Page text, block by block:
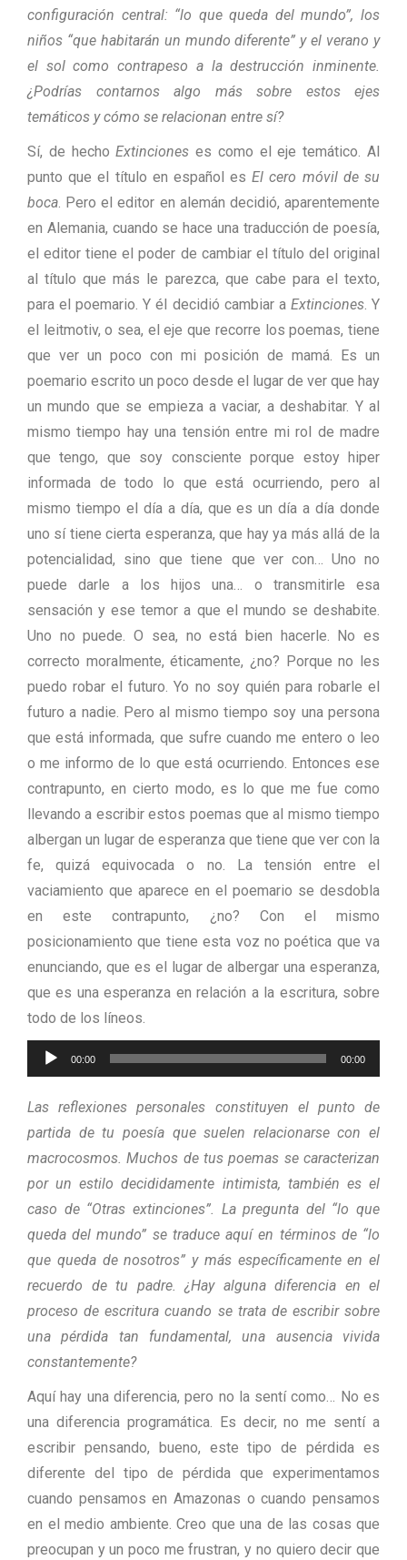
configuración central: “lo que queda del mundo”, los
niños “que habitarán un mundo diferente” y el verano y
el sol como contrapeso a la destrucción inminente.
¿Podrías contarnos algo más sobre estos ejes
temáticos y cómo se relacionan entre sí?
Sí, de hechoExtinciones es como el eje temático. Al
punto que el título en español esEl cero móvil de su
boca. Pero el editor en alemán decidió, aparentemente
en Alemania, cuando se hace una traducción de poesía,
el editor tiene el poder de cambiar el título del original
al título que más le parezca, que cabe para el texto,
para el poemario. Y él decidió cambiar a Extinciones. Y
el leitmotiv, o sea, el eje que recorre los poemas, tiene
que ver un poco con mi posición de mamá. Es un
poemario escrito un poco desde el lugar de ver que hay
un mundo que se empieza a vaciar, a deshabitar. Y al
mismo tiempo hay una tensión entre mi rol de madre
que tengo, que soy consciente porque estoy hiper
informada de todo lo que está ocurriendo, pero al
mismo tiempo el día a día, que es un día a día donde
uno sí tiene cierta esperanza, que hay ya más allá de la
potencialidad, sino que tiene que ver con… Uno no
puede darle a los hijos una… o transmitirle esa
sensación y ese temor a que el mundo se deshabite.
Uno no puede. O sea, no está bien hacerle. No es
correcto moralmente, éticamente, ¿no? Porque no les
puedo robar el futuro. Yo no soy quién para robarle el
futuro a nadie. Pero al mismo tiempo soy una persona
que está informada, que sufre cuando me entero o leo
o me informo de lo que está ocurriendo. Entonces ese
contrapunto, en cierto modo, es lo que me fue como
llevando a escribir estos poemas que al mismo tiempo
albergan un lugar de esperanza que tiene que ver con la
fe, quizá equivocada o no. La tensión entre el
vaciamiento que aparece en el poemario se desdobla
en este contrapunto, ¿no? Con el mismo
posicionamiento que tiene esta voz no poética que va
enunciando, que es el lugar de albergar una esperanza,
que es una esperanza en relación a la escritura, sobre
todo de los líneos.
Audio-
Player
00:00 00:00
Las reflexiones personales constituyen el punto de
partida de tu poesía que suelen relacionarse con el
macrocosmos. Muchos de tus poemas se caracterizan
por un estilo decididamente intimista, también es el
caso de “Otras extinciones”. La pregunta del “lo que
queda del mundo” se traduce aquí en términos de “lo
que queda de nosotros” y más específicamente en el
recuerdo de tu padre. ¿Hay alguna diferencia en el
proceso de escritura cuando se trata de escribir sobre
una pérdida tan fundamental, una ausencia vivida
constantemente?
Aquí hay una diferencia, pero no la sentí como… No es
una diferencia programática. Es decir, no me sentí a
escribir pensando, bueno, este tipo de pérdida es
diferente del tipo de pérdida que experimentamos
cuando pensamos en Amazonas o cuando pensamos
en el medio ambiente. Creo que una de las cosas que
preocupan y un poco me frustran, y no quiero decir que